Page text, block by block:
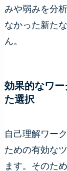
みや弱みを分
なかった新た
ん。
効果的なワ
た選択
自己理解ワー
ための有効な
ます。そのた